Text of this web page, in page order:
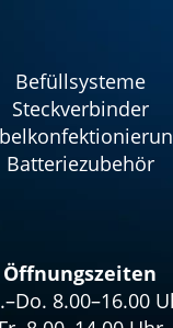
Befüllsysteme
Steckverbinder
Batteriezubehör
Öffnungszeiten
8.00–16.00